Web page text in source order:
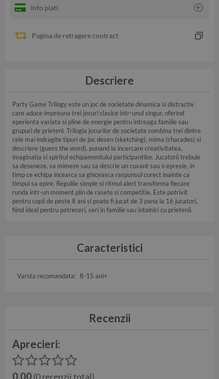
Info plati
Pagina de retragere contract
Descriere
Party Game Trilogy este un joc de societate dinamica si distractiv
care aduce impreuna trei jocuri clasice intr-unul singur, oferind
eperienta variata si pline de energie pentru intreaga familie sau
grupuri de prieteni. Trilogia jocurilor de societate combina trei dintre
cele mai indragite tipuri de joc desen (sketching), mima (charades) si
descriere (guess the word), punand la incercare creativitatea,
imaginatia si spiritul echipamentului participantilor. Jucatorii trebuie
sa deseneze, sa mimeze sau sa descrie un cuvant sau o epresie, in
timp ce echipa incearca sa ghiceasca raspunsul corect inainte ca
timpul sa epire. Regulile simple si ritmul alert transforma fiecare
runda intr-un moment plin de rasete si competitie. Este potrivit
pentru copii de peste 8 ani si poate fi jucat de 3 pana la 16 jucatori,
fiind ideal pentru petreceri, seri in familie sau intalniri cu prietenii.
Caracteristici
Varsta recomandata: 8-15 ani+
Recenzii
Aprecieri:
0.00(0 recenzii total)